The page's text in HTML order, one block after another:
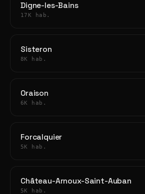
Digne-les-Bains
17K hab.
Sisteron
8K hab.
Oraison
6K hab.
Forcalquier
5K hab.
Château-Arnoux-Saint-Auban
5K hab.